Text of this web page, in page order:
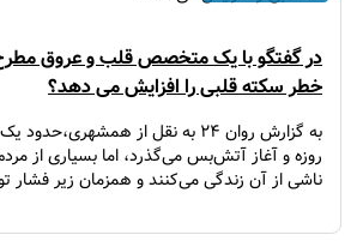
در گفتگو با یک متخصص قلب و عروق
خطر سکته قلبی را افزایش می دهد؟
روزه و آغاز آتش‌بس می‌گذرد، اما بسیاری از
ناشی از آن زندگی می‌کنند و همزمان زیر فشار